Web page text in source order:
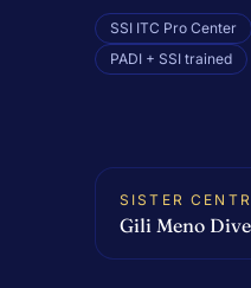
SSI ITC Pro Center
PADI + SSI trained
SISTER
Gili Meno